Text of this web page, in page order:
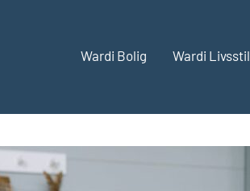
Wardi Bolig Wardi Livsstil